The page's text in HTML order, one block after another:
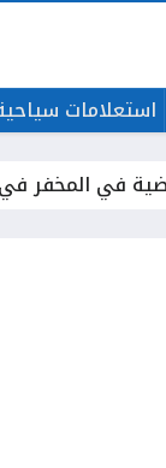
استعلامات
في المخفر